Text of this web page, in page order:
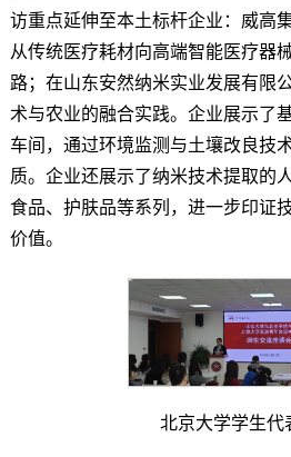
访重点延伸至本土标杆企业：威高
从传统医疗耗材向高端智能医疗器
路；在山东安然纳米实业发展有限
术与农业的融合实践。企业展示了
车间，通过环境监测与土壤改良技
质。企业还展示了纳米技术提取的
食品、护肤品等系列，进一步印证
价值。
北京大学学生代